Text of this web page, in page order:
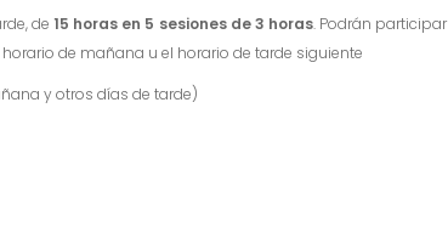
de 15 horas en 5 sesiones de 3 horas. Podrán participar
de mañana u el horario de tarde siguiente
y otros días de tarde)